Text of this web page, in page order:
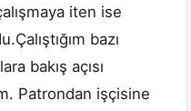
iten ise
bazı
bakış açısı
Patrondan işçisine